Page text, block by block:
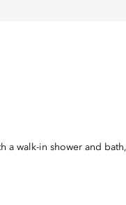
walk-in shower and